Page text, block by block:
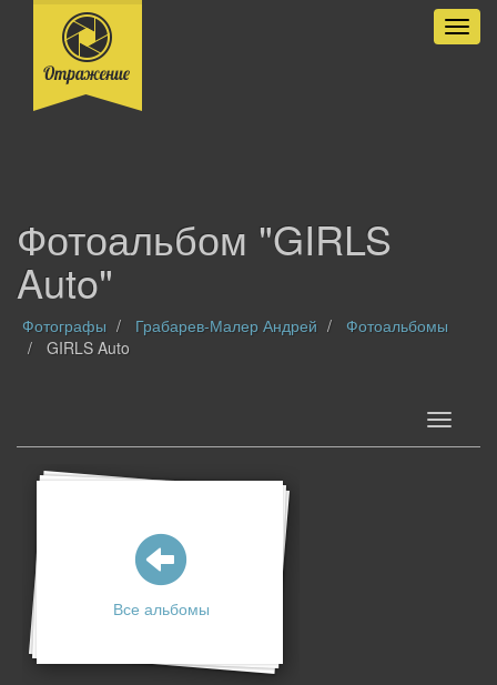
Фотоальбом "GIRLS
Auto"
Фотографы Грабарев-Малер Андрей
Фотоальбомы
GIRLS Auto
Все альбомы